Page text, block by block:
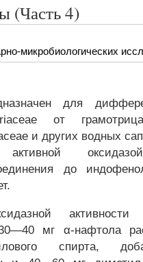
(часть 4)
микробиологических
для
от
и других водных
активной
до
активности
30—40 мг α-нафтола
спирта,